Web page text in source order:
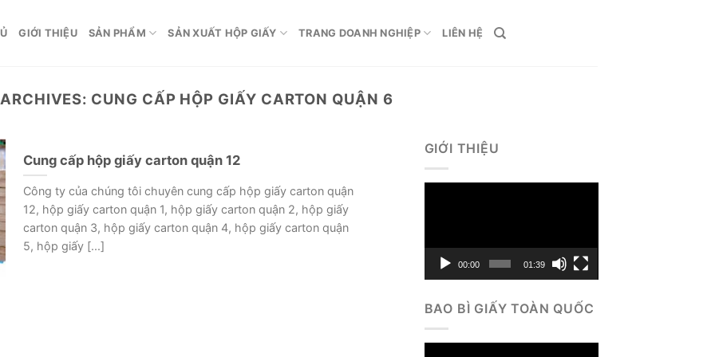
GIỚI THIỆU SẢN PHẨM SẢN XUẤT HỘP GIẤY TRANG DOANH NGHIỆP LIÊN HỆ
CUNG CẤP HỘP GIẤY CARTON QUẬN 6
Cung cấp hộp giấy carton quận 12
Công ty của chúng tôi chuyên cung cấp hộp giấy carton quận
12, hộp giấy carton quận 1, hộp giấy carton quận 2, hộp giấy
carton quận 3, hộp giấy carton quận 4, hộp giấy carton quận
5, hộp giấy [...]
GIỚI THIỆU
00:00 01:39
BAO BÌ GIẤY TOÀN QUỐC